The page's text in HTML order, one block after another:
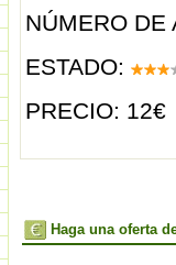
NÚMERO DE
ESTADO:
PRECIO: 12€
Haga una oferta